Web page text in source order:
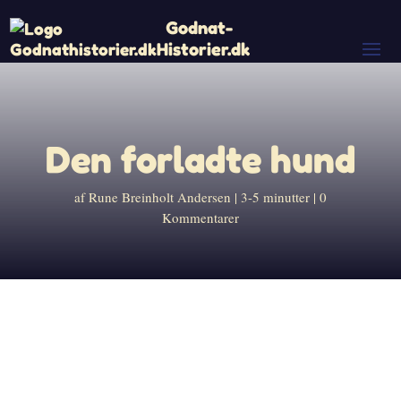
Godnat-
Historier.dk
Den forladte hund
afRune Breinholt Andersen 3-5 minutter 0
Kommentarer